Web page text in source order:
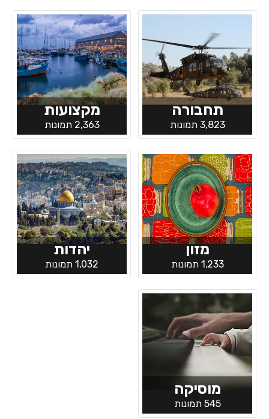
תחבורה
3,823 תמונות
מקצועות
2,363 תמונות
מזון
1,233 תמונות
יהדות
1,032 תמונות
מוסיקה
545 תמונות